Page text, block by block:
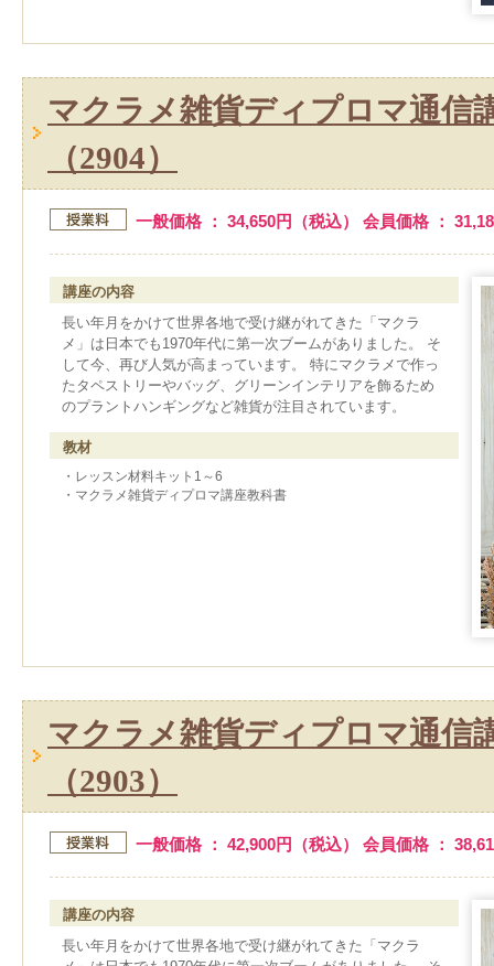
マクラメ雑貨ディプロマ通信
（2904）
一般価格 ： 34,650円（税込） 会員価格 ：
講座の内容
長い年月をかけて世界各地で受け継がれてきた「マクラ
メ」は日本でも1970年代に第一次ブームがありました。 そ
して今、再び人気が高まっています。 特にマクラメで作っ
たタペストリーやバッグ、グリーンインテリアを飾るため
のプラントハンギングなど雑貨が注目されています。
教材
・レッスン材料キット1～6
・マクラメ雑貨ディプロマ講座教科書
マクラメ雑貨ディプロマ通信
（2903）
一般価格 ： 42,900円（税込） 会員価格 ：
講座の内容
長い年月をかけて世界各地で受け継がれてきた「マクラ